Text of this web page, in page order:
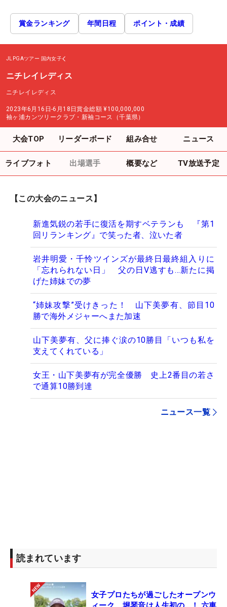
賞金ランキング 年間日程 ポイント・成績
JLPGAツアー 国内女子
ニチレイレディス
ニチレイレディス
2023年6月16日-6月18日賞金総額 ¥100,000,000
袖ヶ浦カンツリークラブ・新袖コース（千葉県）
大会TOP リーダーボード 組み合せ ニュース
ライブフォト 出場選手 概要など TV放送予定
【この大会のニュース】
新進気鋭の若手に復活を期すベテランも 『第1
回リランキング』で笑った者、泣いた者
岩井明愛・千怜ツインズが最終日最終組入りに
「忘れられない日」 父の日V逃すも…新たに掲
げた姉妹での夢
“姉妹攻撃”受けきった！ 山下美夢有、節目10
勝で海外メジャーへまた加速
山下美夢有、父に捧ぐ涙の10勝目「いつも私を
支えてくれている」
女王・山下美夢有が完全優勝 史上2番目の若さ
で通算10勝到達
ニュース一覧
読まれています
女子プロたちが過ごしたオープンウ